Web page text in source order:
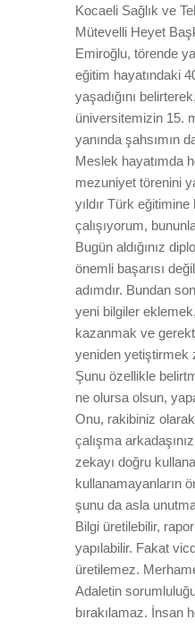
Kocaeli Sağlık ve
Mütevelli Heyet
Emiroğlu, törende
eğitim hayatındaki
yaşadığını
üniversitemizin 15.
yanında şahsımın
Meslek hayatımda
mezuniyet törenini
yıldır Türk
çalışıyorum,
Bugün aldığınız
önemli başarısı
adımdır. Bundan
yeni bilgiler
kazanmak ve
yeniden yetiştirmek
Şunu özellikle
ne olursa olsun,
Onu, rakibiniz
çalışma
zekayı doğru
kullanamayanların
şunu da asla
Bilgi üretilebilir,
yapılabilir. Fakat
üretilemez.
Adaletin
bırakılamaz. İnsan